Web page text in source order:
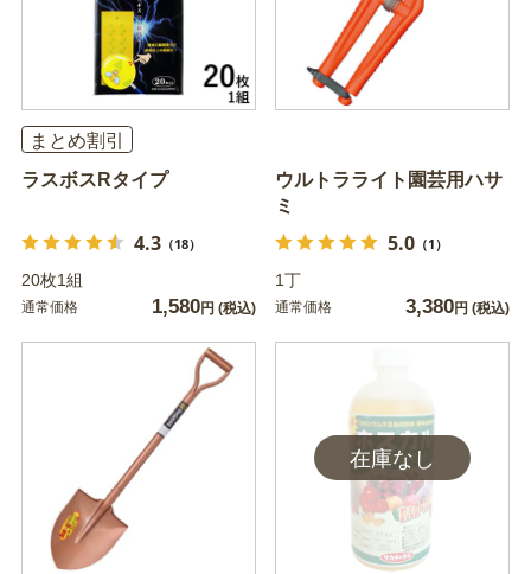
まとめ割引
ラスボスRタイプ
4.3（18）
20枚1組
通常価格 1,580円 (税込)
ウルトラライト園芸用ハサ
ミ
5.0（1）
1丁
通常価格 3,380円 (税込)